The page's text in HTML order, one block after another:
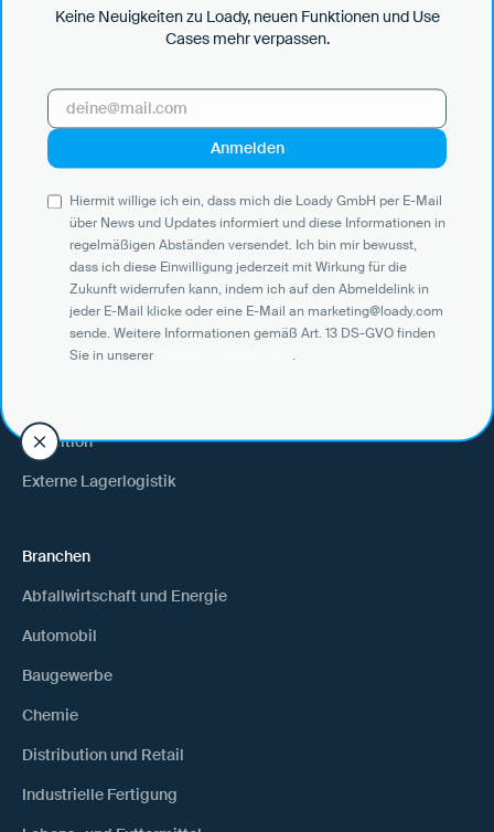
Hiermit willige ich ein, dass mich die Loady GmbH per E-Mail über
News und Updates informiert und diese Informationen in
regelmäßigen Abständen versendet. Ich bin mir bewusst, dass ich
diese Einwilligung jederzeit mit Wirkung für die Zukunft widerrufen
E-Mail an marketing@loady.com sende. Weitere Informationen
gemäß Art. 13 DS-GVO finden Sie in unsererDatenschutzerklärung
Use Cases
Verlader
Spedition
Externe Lagerlogistik
Branchen
Abfallwirtschaft und Energie
Automobil
Baugewerbe
Chemie
Distribution und Retail
Industrielle Fertigung
Keine Neuigkeiten zu Loady, neuen Funktionen und Use
Cases mehr verpassen.
Hiermit willige ich ein, dass mich die Loady GmbH per E-Mail
über News und Updates informiert und diese Informationen in
regelmäßigen Abständen versendet. Ich bin mir bewusst,
dass ich diese Einwilligung jederzeit mit Wirkung für die
Zukunft widerrufen kann, indem ich auf den Abmeldelink in
jeder E-Mail klicke oder eine E-Mail an marketing@loady.com
sende. Weitere Informationen gemäß Art. 13 DS-GVO finden
Sie in unserer
.